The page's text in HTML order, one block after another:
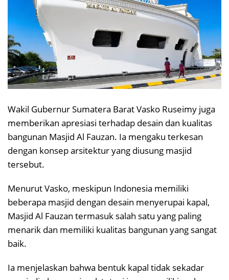
Wakil Gubernur Sumatera Barat Vasko Ruseimy juga
memberikan apresiasi terhadap desain dan kualitas
bangunan Masjid Al Fauzan. Ia mengaku terkesan
dengan konsep arsitektur yang diusung masjid
tersebut.
Menurut Vasko, meskipun Indonesia memiliki
beberapa masjid dengan desain menyerupai kapal,
Masjid Al Fauzan termasuk salah satu yang paling
menarik dan memiliki kualitas bangunan yang sangat
baik.
Ia menjelaskan bahwa bentuk kapal tidak sekadar